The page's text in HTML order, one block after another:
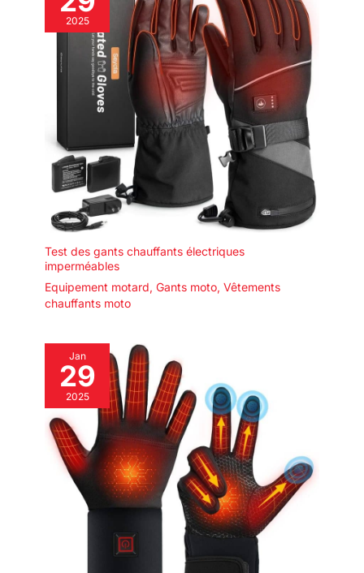
2025
Test des gants chauffants électriques
imperméables
Equipement motard, Gants moto, Vêtements
chauffants moto
Jan
29
2025